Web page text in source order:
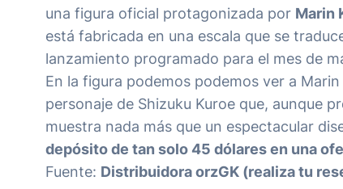
una figura oficial protagonizada por Marin
está fabricada en una escala que se
lanzamiento programado para el mes de
En la figura podemos podemos ver a
personaje de Shizuku Kuroe que, aunque
muestra nada más que un espectacular
depósito de tan solo 45 dólares en una
Fuente: Distribuidora orzGK (realiza tu